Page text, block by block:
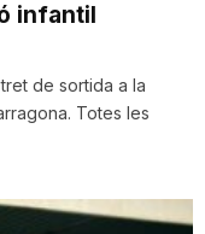
infantil
de sortida a la
Totes les